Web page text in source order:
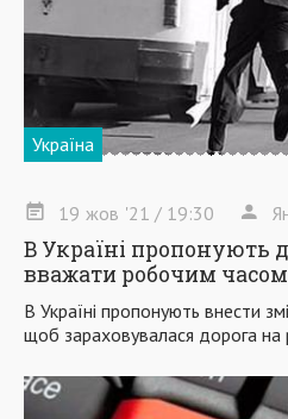
Україна
19 жов '21 / 19:30
В Україні пропонують
вважати робочим часом
В Україні пропонують внести
щоб зараховувалася дорога на